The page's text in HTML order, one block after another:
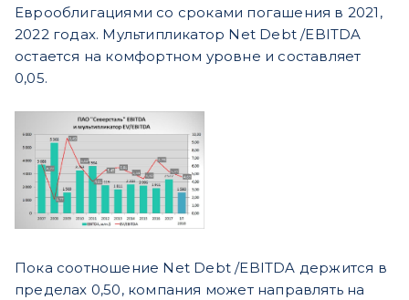
Еврооблигациями со сроками погашения в 2021,
2022 годах. Мультипликатор Net Debt /EBITDA
остается на комфортном уровне и составляет
0,05.
Пока соотношение Net Debt /EBITDA держится в
пределах 0,50, компания может направлять на